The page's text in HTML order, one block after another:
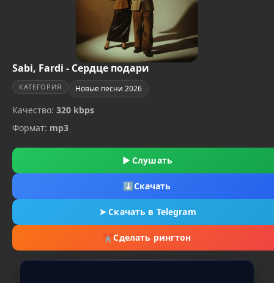
Sabi, Fardi - Сердце подари
КАТЕГОРИЯ Новые песни 2026
Качество: 320 kbps
Формат: mp3
▶ Слушать
⬇Скачать
➤Скачать в Telegram
✂Сделать рингтон